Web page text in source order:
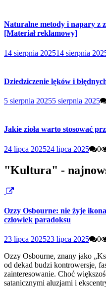
Naturalne metody i napary z
[Materiał reklamowy]
14 sierpnia 202514 sierpnia
Dziedziczenie lęków i
5 sierpnia 20255 sierpnia 2025
Jakie zioła warto stosować
24 lipca 202524 lipca 2025 0
"Kultura" -
Ozzy Osbourne: nie żyje
człowiek paradoksu
23 lipca 202523 lipca 2025 0
Ozzy Osbourne, znany jako
od dekad budzi kontrowersje,
zainteresowanie. Choć
satanicznymi aluzjami i